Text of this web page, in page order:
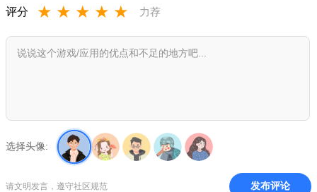
钓鱼人安卓版下载2021版亮点优势
找饵料：33213篇钓鱼高手分享的钓鲫鱼、鲤鱼等各种鱼的饵
料配方，让你爆连！爆护；
买渔具：自有渔具商城，放心的买高性价比渔具，闪电发
评分 ★ ★ ★ ★ ★ 力荐
选择头像:
请文明发言，遵守社区规范 发布评论